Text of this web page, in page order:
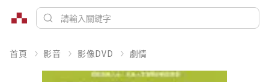
首頁 影音 影像DVD 劇情